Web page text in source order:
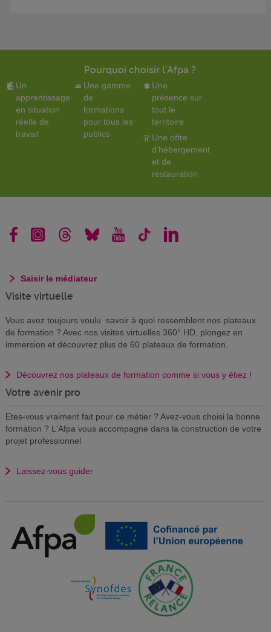
Pourquoi choisir l'Afpa ?
Un
apprentissage
en situation
réelle de
travail
Une gamme
de
formations
pour tous les
publics
Une
présence sur
tout le
territoire
Une offre
d'hébergement
et de
restauration
Saisir le médiateur
Visite virtuelle
Vous avez toujours voulu savoir à quoi ressemblent nos plateaux
de formation ? Avec nos visites virtuelles 360° HD, plongez en
immersion et découvrez plus de 60 plateaux de formation.
Découvrez nos plateaux de formation comme si vous y étiez !
Votre avenir pro
Etes-vous vraiment fait pour ce métier ? Avez-vous choisi la bonne
formation ? L'Afpa vous accompagne dans la construction de votre
projet professionnel
Laissez-vous guider